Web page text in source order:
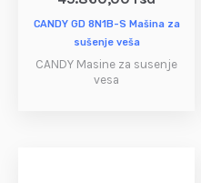
CANDY GD 8N1B-S Mašina za
sušenje veša
CANDY Masine za susenje
vesa